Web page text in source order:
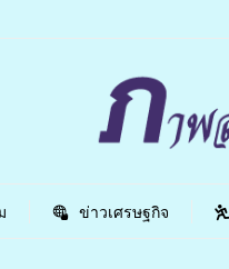
ข่าวเศรษฐกิจ